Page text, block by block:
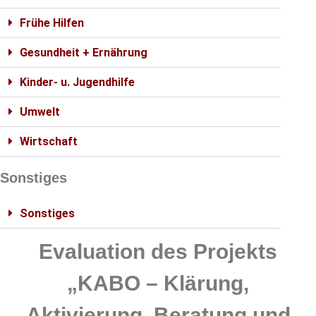
Frühe Hilfen
Gesundheit + Ernährung
Kinder- u. Jugendhilfe
Umwelt
Wirtschaft
Sonstiges
Sonstiges
Evaluation des Projekts
„KABO – Klärung,